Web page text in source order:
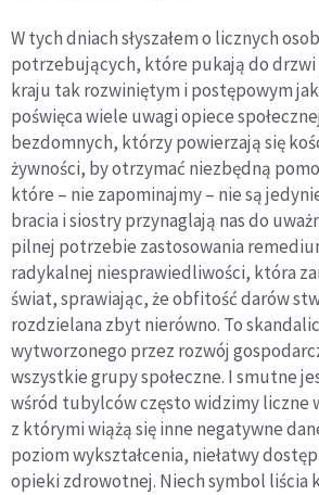
W tych dniach słyszałem o licznych
potrzebujących, które pukają do drzwi
kraju tak rozwiniętym i postępowym
poświęca wiele uwagi opiece
bezdomnych, którzy powierzają się
żywności, by otrzymać niezbędną
które – nie zapominajmy – nie są
bracia i siostry przynaglają nas do
pilnej potrzebie zastosowania
radykalnej niesprawiedliwości, która
świat, sprawiając, że obfitość darów
rozdzielana zbyt nierówno. To
wytworzonego przez rozwój
wszystkie grupy społeczne. I smutne
wśród tubylców często widzimy liczne
z którymi wiążą się inne negatywne
poziom wykształcenia, niełatwy
opieki zdrowotnej. Niech symbol liścia